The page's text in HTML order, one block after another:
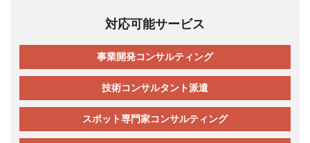
対応可能サービス
事業開発コンサルティング
技術コンサルタント派遣
スポット専門家コンサルティング